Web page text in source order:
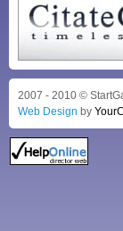
2007 - 2010 ©
Web Design by